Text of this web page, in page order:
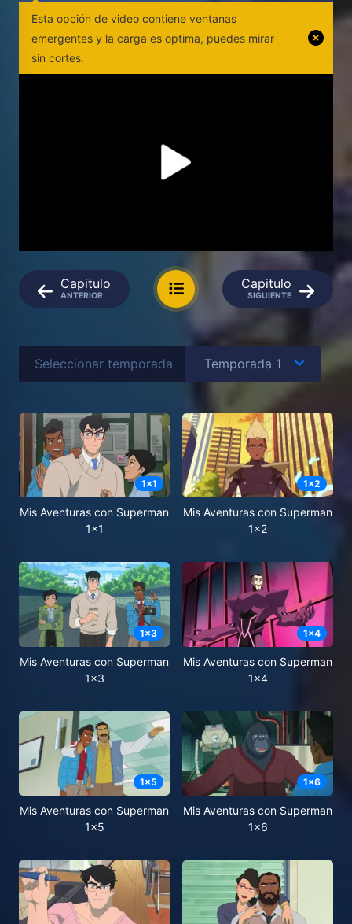
Esta opción de video contiene ventanas
emergentes y la carga es optima, puedes mirar
sin cortes.
Capitulo
ANTERIOR
Capitulo
SIGUIENTE
Seleccionar temporada
1x1
Mis Aventuras con Superman
1x1
1x2
Mis Aventuras con Superman
1x2
1x3
Mis Aventuras con Superman
1x3
1x4
Mis Aventuras con Superman
1x4
1x5
Mis Aventuras con Superman
1x5
1x6
Mis Aventuras con Superman
1x6